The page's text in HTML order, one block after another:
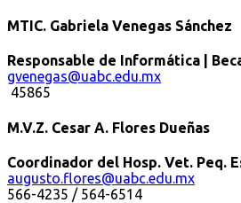
MTIC. Gabriela Venegas Sánchez
Responsable de Informática |
gvenegas@uabc.edu.mx
45865
M.V.Z. Cesar A. Flores Dueñas
Coordinador del Hosp. Vet. Peq.
augusto.flores@uabc.edu.mx
566-4235 / 564-6514